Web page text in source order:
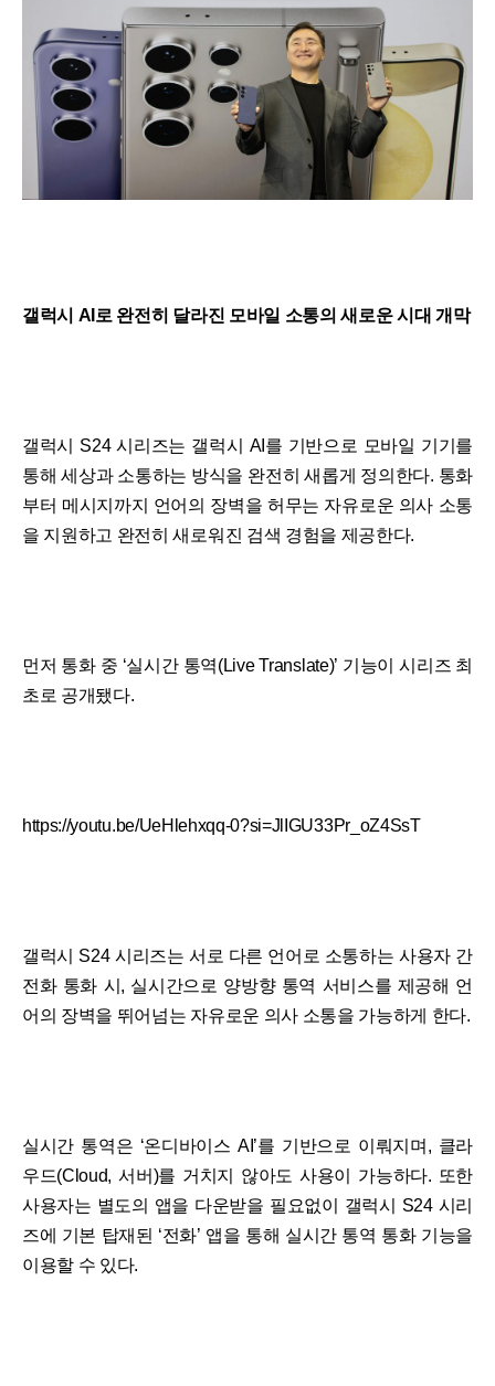
갤럭시 AI로 완전히 달라진 모바일 소통의 새로운 시대 개막
갤럭시 S24 시리즈는 갤럭시 AI를 기반으로 모바일 기기를
통해 세상과 소통하는 방식을 완전히 새롭게 정의한다. 통화
부터 메시지까지 언어의 장벽을 허무는 자유로운 의사 소통
을 지원하고 완전히 새로워진 검색 경험을 제공한다.
먼저 통화 중 ‘실시간 통역(Live Translate)’ 기능이 시리즈 최
초로 공개됐다.
https://youtu.be/UeHlehxqq-0?si=JlIGU33Pr_oZ4SsT
갤럭시 S24 시리즈는 서로 다른 언어로 소통하는 사용자 간
전화 통화 시, 실시간으로 양방향 통역 서비스를 제공해 언
어의 장벽을 뛰어넘는 자유로운 의사 소통을 가능하게 한다.
실시간 통역은 ‘온디바이스 AI’를 기반으로 이뤄지며, 클라
우드(Cloud, 서버)를 거치지 않아도 사용이 가능하다. 또한
사용자는 별도의 앱을 다운받을 필요없이 갤럭시 S24 시리
즈에 기본 탑재된 ‘전화’ 앱을 통해 실시간 통역 통화 기능을
이용할 수 있다.